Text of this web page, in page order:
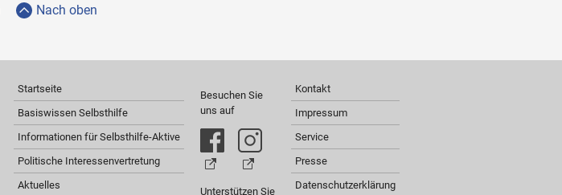
Nach oben
Startseite
Basiswissen Selbsthilfe
Informationen für Selbsthilfe-Aktive
Politische Interessenvertretung
Aktuelles
Besuchen Sie
uns auf
Unterstützen Sie
Kontakt
Impressum
Service
Presse
Datenschutzerklärung